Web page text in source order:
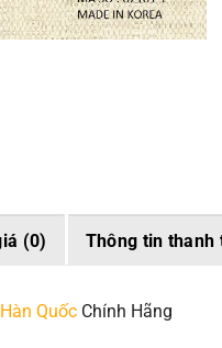
(0) Thông tin thanh
Quốc Chính Hãng